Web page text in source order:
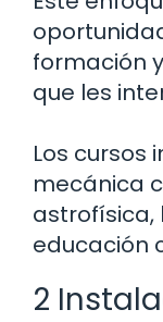
formación
que les
Los cursos
mecánica
astrofísica,
educación
2